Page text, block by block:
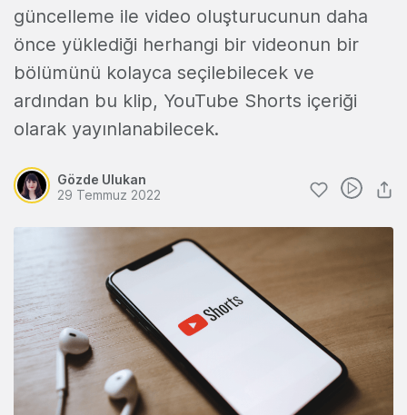
güncelleme ile video oluşturucunun daha
önce yüklediği herhangi bir videonun bir
bölümünü kolayca seçilebilecek ve
ardından bu klip, YouTube Shorts içeriği
olarak yayınlanabilecek.
Gözde Ulukan
29 Temmuz 2022